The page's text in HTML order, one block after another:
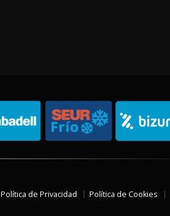
Política de Privacidad Política de Cookies